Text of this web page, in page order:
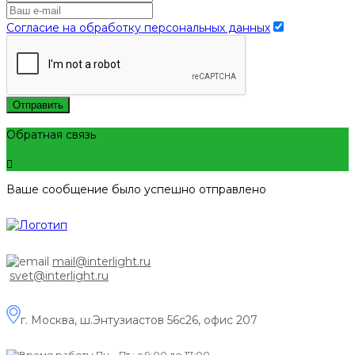
Согласие на обработку персональных данных
Отправить
Обратная связь
Ваше сообщение было успешно отправлено
mail@interlight.ru
svet@interlight.ru
г. Москва, ш.Энтузиастов 56с26, офис 207